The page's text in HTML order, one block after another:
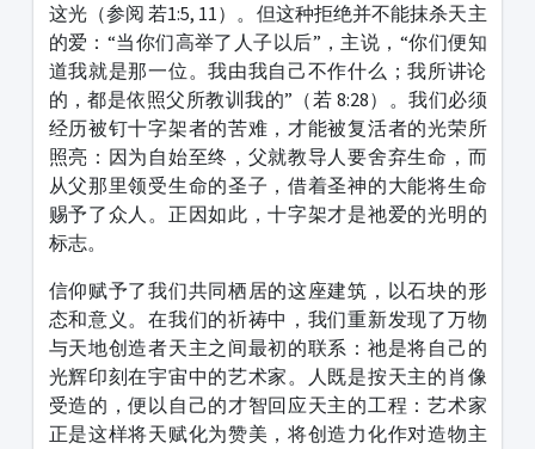
这光（参阅 若1:5, 11）。但这种拒绝并不能抹杀天主
的爱：“当你们高举了人子以后”，主说，“你们便知
道我就是那一位。我由我自己不作什么；我所讲论
的，都是依照父所教训我的”（若 8:28）。我们必须
经历被钉十字架者的苦难，才能被复活者的光荣所
照亮：因为自始至终，父就教导人要舍弃生命，而
从父那里领受生命的圣子，借着圣神的大能将生命
赐予了众人。正因如此，十字架才是祂爱的光明的
标志。
信仰赋予了我们共同栖居的这座建筑，以石块的形
态和意义。在我们的祈祷中，我们重新发现了万物
与天地创造者天主之间最初的联系：祂是将自己的
光辉印刻在宇宙中的艺术家。人既是按天主的肖像
受造的，便以自己的才智回应天主的工程：艺术家
正是这样将天赋化为赞美，将创造力化作对造物主